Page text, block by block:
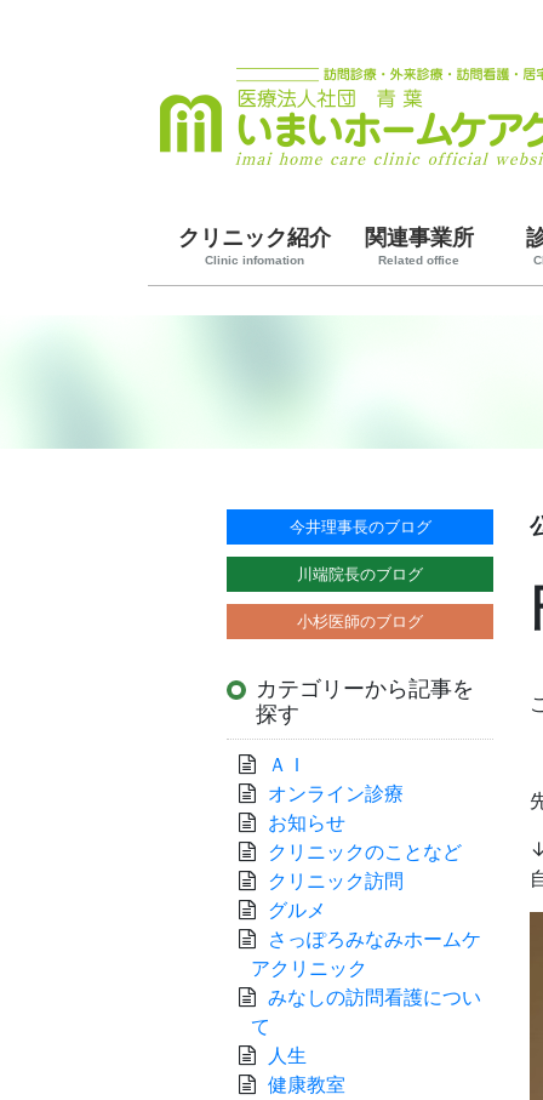
クリニック紹介
Clinic infomation
関連事業所
Related office
今井理事長のブログ
川端院長のブログ
小杉医師のブログ
カテゴリーから記事を
探す
ＡＩ
オンライン診療
お知らせ
クリニックのことなど
クリニック訪問
グルメ
さっぽろみなみホームケ
アクリニック
みなしの訪問看護につい
て
人生
健康教室